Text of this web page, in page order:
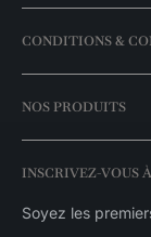
FAQ
Meilleurs prix
Mon compte
Espace
Nos promotions
Nos marques
Catalogue
CONDITIONS &
Livraison &
Politique de retour
Politique de
Politique de
NOS PRODUITS
Luminaires
Appliques murales
Luminaires
INSCRIVEZ-VOUS
Soyez les